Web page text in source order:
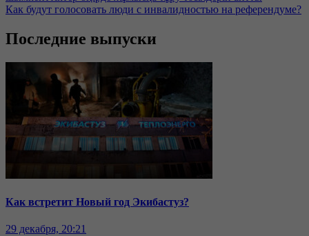
Как будут голосовать люди с инвалидностью на референдуме?
Последние выпуски
Как встретит Новый год Экибастуз?
29 декабря, 20:21